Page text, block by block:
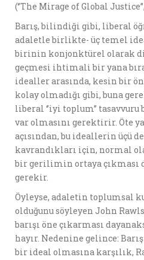
(‘’The Mirage of Global
Barış, bilindiği gibi, liberal
adaletle birlikte- üç temel
birinin konjonktürel olarak
geçmesi ihtimali bir yana
idealler arasında, kesin bir
kolay olmadığı gibi, buna
liberal ‘’iyi toplum’’
var olmasını gerektirir. Öte
açısından, bu ideallerin üçü de
kavrandıkları için, normal
bir gerilimin ortaya çıkması
gerekir.
Öyleyse, adaletin toplumsal
olduğunu söyleyen John
barışı öne çıkarması
hayır. Nedenine gelince:
bir ideal olmasına karşılık,